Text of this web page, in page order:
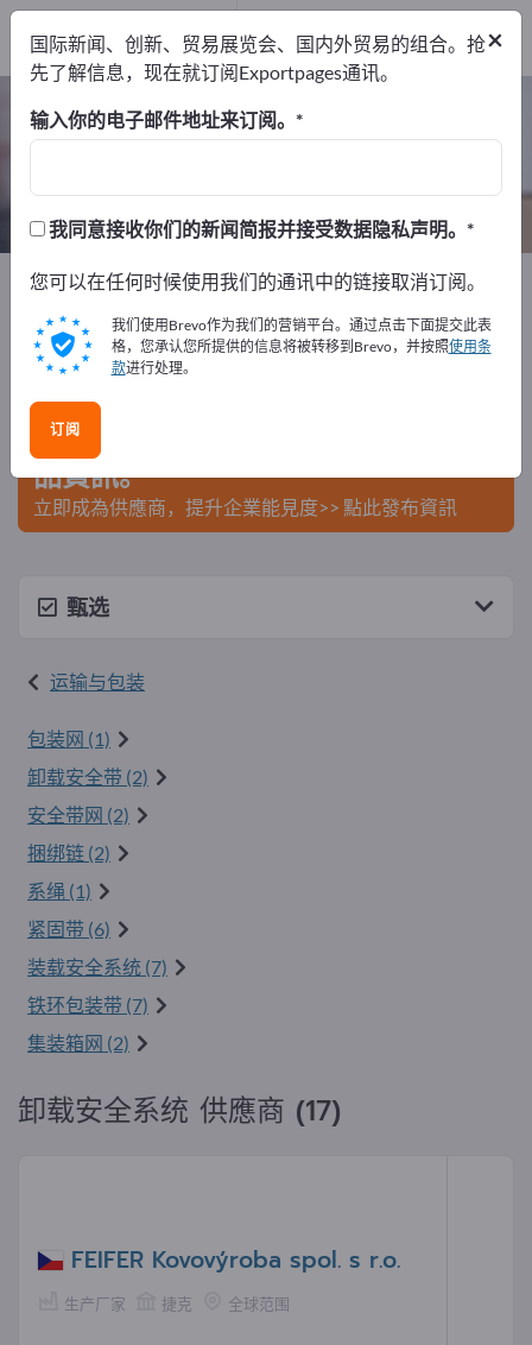
卸载安全系统 – 查找制造商和供应商
17 17
出口商17
制造商 17
Exportpages 运输与包装 卸载安全系统
在Exportpages免費刊登廣告！
在Exportpages上發布您的公司與產
品資訊。
立即成為供應商，提升企業能見度>> 點此發布資訊
甄选
运输与包装
包装网 (1)
卸载安全带 (2)
安全带网 (2)
捆绑链 (2)
系绳 (1)
紧固带 (6)
装载安全系统 (7)
铁环包装带 (7)
集装箱网 (2)
卸载安全系统 供應商 (17)
FEIFER Kovovýroba spol. s r.o.
生产厂家 捷克 全球范围
×
国际新闻、创新、贸易展览会、国内外贸易的组合。抢
先了解信息，现在就订阅Exportpages通讯。
输入你的电子邮件地址来订阅。
我同意接收你们的新闻简报并接受数据隐私声明。
您可以在任何时候使用我们的通讯中的链接取消订阅。
我们使用Brevo作为我们的营销平台。通过点击下面提交此表
格，您承认您所提供的信息将被转移到Brevo，并按照使用条
款进行处理。
订阅